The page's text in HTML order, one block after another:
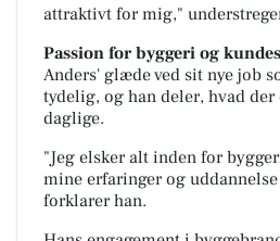
attraktivt for mig,"
Passion for byggeri og
Anders' glæde ved sit nye job
tydelig, og han deler, hvad
daglige.
"Jeg elsker alt inden for
mine erfaringer og
forklarer han.